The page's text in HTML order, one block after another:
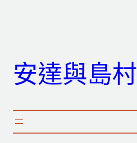
安達與島村